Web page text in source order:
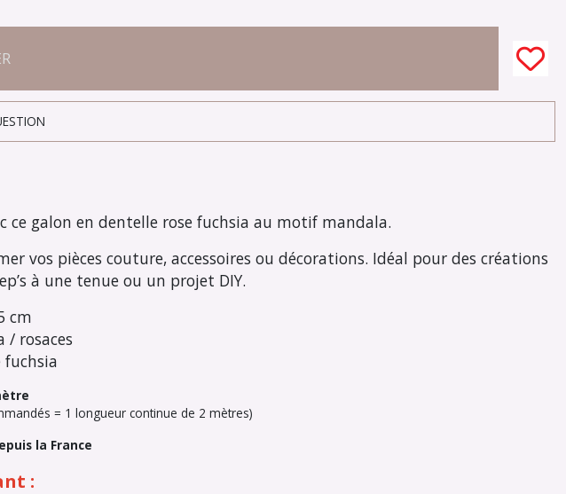
ce galon en dentelle rose fuchsia au motif mandala.
vos pièces couture, accessoires ou décorations. Idéal pour des créations
à une tenue ou un projet DIY.
cm
/ rosaces
fuchsia
= 1 longueur continue de 2 mètres)
la France
: